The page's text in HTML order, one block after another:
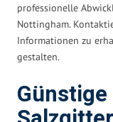
professionelle
Nottingham.
Informationen zu
gestalten.